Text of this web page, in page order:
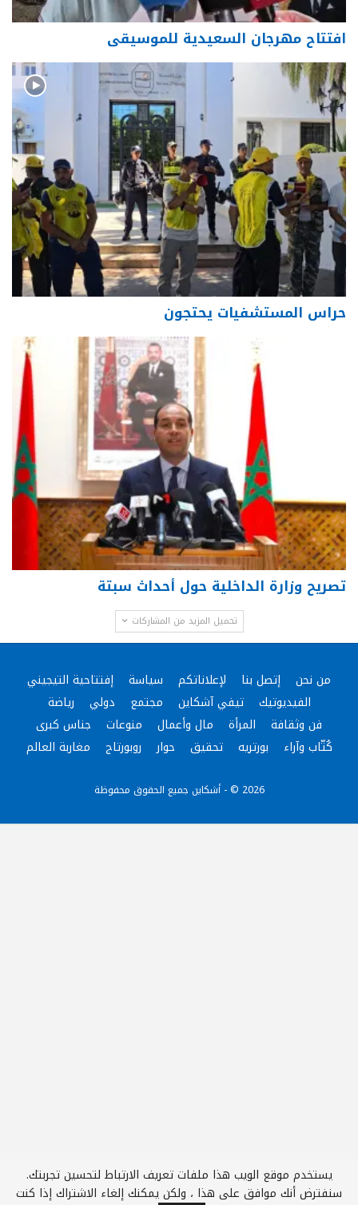
افتتاح مهرجان السعيدية للموسيقى
حراس المستشفيات يحتجون
تصريح وزارة الداخلية حول أحداث سبتة
تحميل المزيد من المشاركات
من نحن إتصل بنا لإعلاناتكم سياسة
إفتتاحية التيجيني
الفيديوتيك
تيفي آشكاين مجتمع دولي
رياضة
فن وثقافة
المرأة مال وأعمال منوعات
جناس كبرى
كُتّاب وآراء
بورتريه تحقيق حوار روبورتاج مغاربة العالم
2026 © - أشكاين جميع الحقوق محفوظة
يستخدم موقع الويب هذا ملفات تعريف الارتباط لتحسين تجربتك.
سنفترض أنك موافق على هذا ، ولكن يمكنك إلغاء الاشتراك إذا كنت